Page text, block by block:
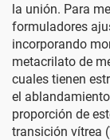
la unión. Para
formuladores
incorporando
metacrilato de
cuales tienen
el
proporción de
transición vítrea